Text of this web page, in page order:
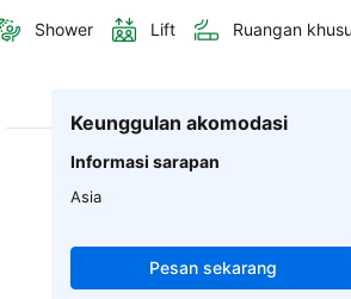
Shower Lift Ruangan
Keunggulan akomodasi
Informasi sarapan
Asia
Pesan sekarang